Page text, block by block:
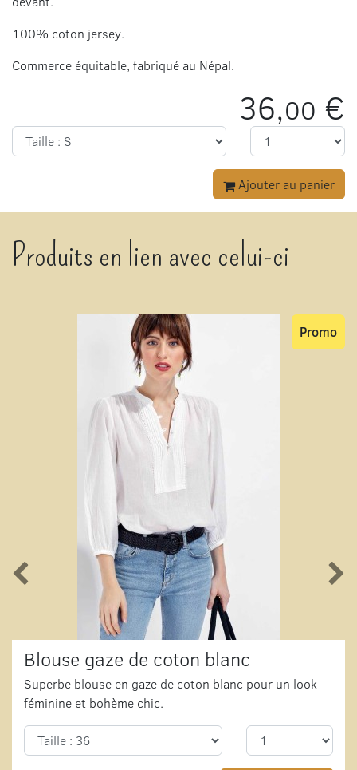
100% coton jersey.
Commerce équitable, fabriqué au Népal.
36,00 €
Ajouter au panier
Produits en lien avec celui-ci
Blouse gaze de coton blanc
Superbe blouse en gaze de coton blanc pour un look
féminine et bohème chic.
Promo